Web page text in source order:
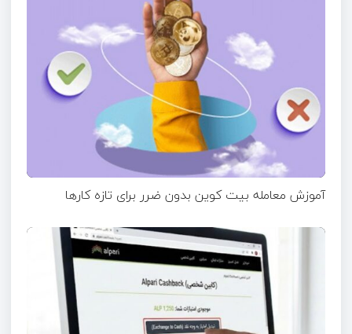
آموزش معامله بیت کوین بدون ضرر برای تازه ‌کارها